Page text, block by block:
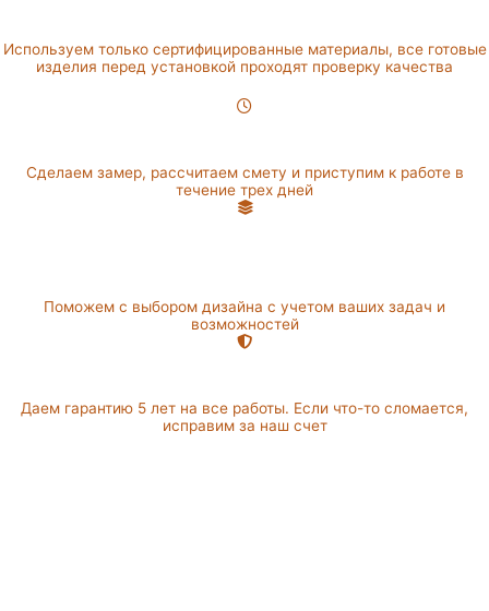
Используем только сертифицированные материалы, все готовые
изделия перед установкой проходят проверку качества
Сделаем замер, рассчитаем смету и приступим к работе в
течение трех дней
Поможем с выбором дизайна с учетом ваших задач и
возможностей
Даем гарантию 5 лет на все работы. Если что-то сломается,
исправим за наш счет